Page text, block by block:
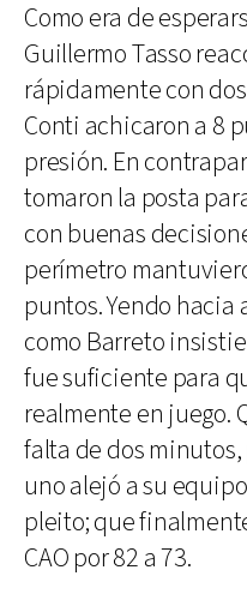
Como era de
Guillermo Tasso
rápidamente con
Conti achicaron a 8
presión. En
tomaron la posta
con buenas
perímetro
puntos. Yendo hacia
como Barreto
fue suficiente para
realmente en juego.
falta de dos
uno alejó a su
pleito; que
CAO por 82 a 73.